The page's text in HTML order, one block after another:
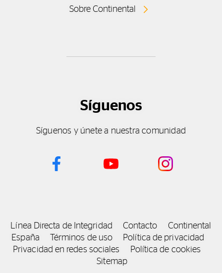
Sobre Continental
Síguenos
Síguenos y únete a nuestra comunidad
Línea Directa de Integridad Contacto
Continental
España
Términos de uso
Política de privacidad
Privacidad en redes sociales
Política de cookies
Sitemap